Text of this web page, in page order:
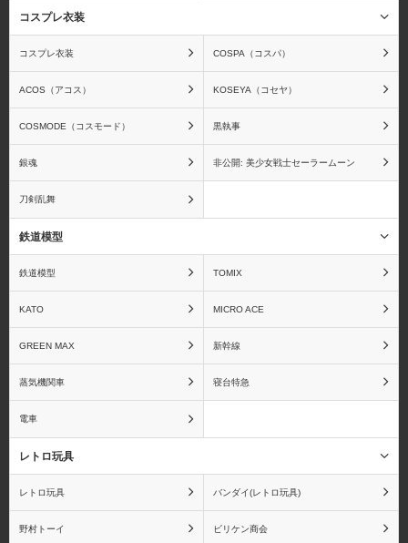
アクエリオンEVOL アクセルワールド
アズールレーン
あの夏で待ってる
あの日見た花の名前を僕
達はまだ知らない。
甘城ブリリアントパーク ARIA The NATURAL
コスプレ衣装
コスプレ衣装 COSPA（コスパ）
ACOS（アコス） KOSEYA（コセヤ）
COSMODE（コスモード） 黒執事
銀魂 非公開: 美少女戦士セーラームーン
刀剣乱舞
鉄道模型
鉄道模型 TOMIX
KATO MICRO ACE
GREEN MAX 新幹線
蒸気機関車 寝台特急
電車
レトロ玩具
レトロ玩具 バンダイ(レトロ玩具)
野村トーイ ビリケン商会